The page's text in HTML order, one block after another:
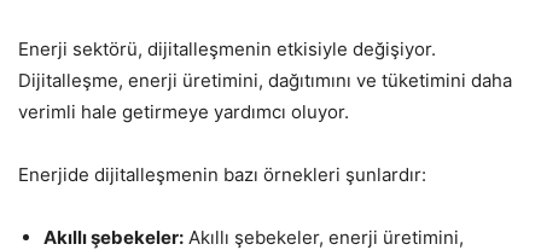
Enerji sektörü, dijitalleşmenin etkisiyle değişiyor.
Dijitalleşme, enerji üretimini, dağıtımını ve tüketimini daha
verimli hale getirmeye yardımcı oluyor.
Enerjide dijitalleşmenin bazı örnekleri şunlardır:
Akıllı şebekeler: Akıllı şebekeler, enerji üretimini,